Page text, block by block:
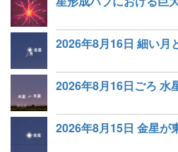
ッ
ド
ラ
イ
ン
2026年8月16日 細い月
2026年8月16日ごろ 水
2026年8月15日 金星が